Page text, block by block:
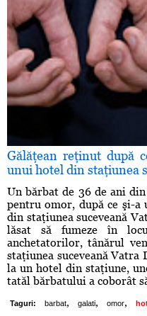
Gălăţean reţinut după
unui hotel din staţiunea
Un bărbat de 36 de ani
pentru omor, după ce şi-a
din staţiunea suceveană
lăsat să fumeze în
anchetatorilor, tânărul
staţiunea suceveană Vatra
la un hotel din staţiune,
tatăl bărbatului a coborât
Taguri: barbat, galati, omor,